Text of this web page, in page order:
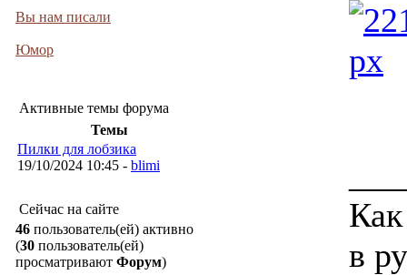
Вы нам писали
Юмор
Активные темы форума
Темы
Пилки для лобзика
19/10/2024 10:45 - blimi
Сейчас на сайте
46 пользователь(ей) активно
(30 пользователь(ей)
просматривают Форум)
в